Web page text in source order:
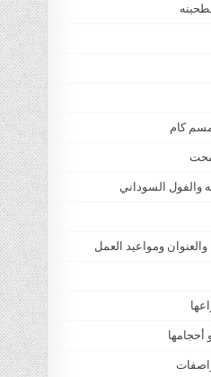
كام
والفول السوداني
والعنوان ومواعيد العمل
أحجامها